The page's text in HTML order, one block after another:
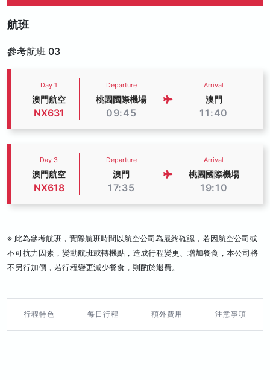
航班
參考航班 03
Day 1
澳門航空
NX631
Departure
桃園國際機場
09:45
Arrival
澳門
11:40
Day 3
澳門航空
NX618
Departure
澳門
17:35
Arrival
桃園國際機場
19:10
※ 此為參考航班，實際航班時間以航空公司為最終確認，若因航空公司或
不可抗力因素，變動航班或轉機點，造成行程變更、增加餐食，本公司將
不另行加價，若行程變更減少餐食，則酌於退費。
行程特色 每日行程 額外費用 注意事項